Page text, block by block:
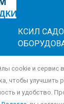
КСИЛ
КСИЛ-
КСИЛ-ИГРА
cookie и сервис
чтобы улучшить
и удобство.